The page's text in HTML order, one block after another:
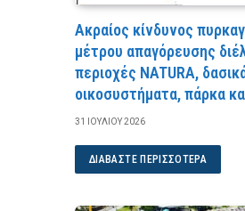
Ακραίος κίνδυνος
μέτρου απαγόρευσης
περιοχές NATURA,
οικοσυστήματα, πάρκα
31 ΙΟΥΛΊΟΥ 2026
ΔΙΑΒΆΣΤΕ ΠΕΡΙΣΣΌΤΕΡΑ